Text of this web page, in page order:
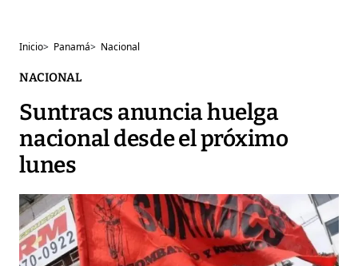
Inicio> Panamá> Nacional
NACIONAL
Suntracs anuncia huelga
nacional desde el próximo
lunes